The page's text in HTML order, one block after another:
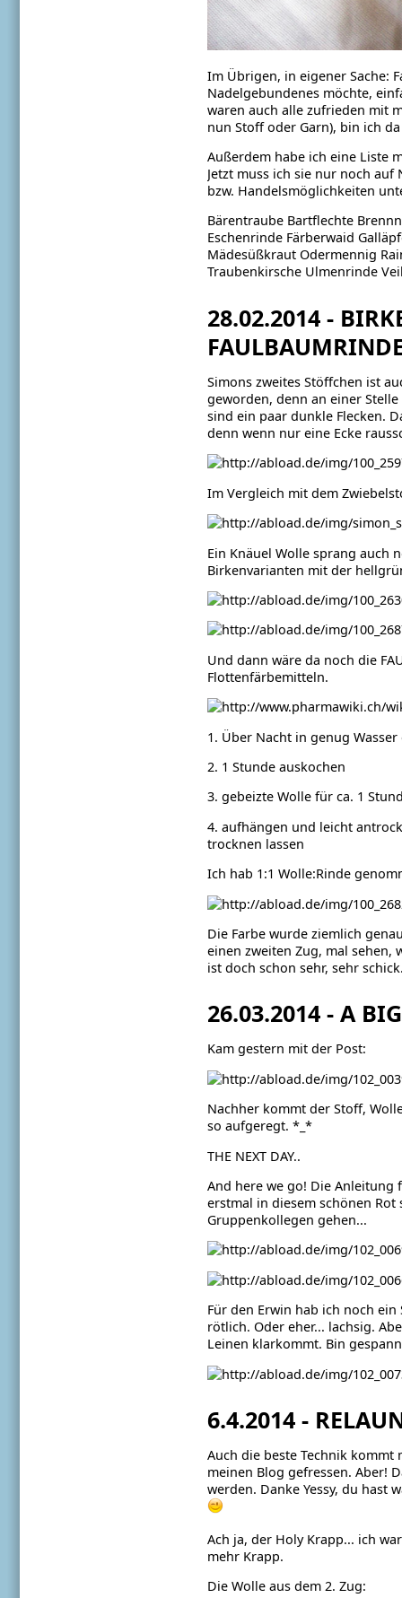
Im Übrigen, in eigener Sache:
Nadelgebundenes möchte,
waren auch alle zufrieden mit
nun Stoff oder Garn), bin ich
Außerdem habe ich eine Liste
Jetzt muss ich sie nur noch
bzw. Handelsmöglichkeiten
Bärentraube Bartflechte
Eschenrinde Färberwaid
Mädesüßkraut Odermennig
Traubenkirsche Ulmenrinde
28.02.2014 -
Simons zweites Stöffchen ist
geworden, denn an einer
sind ein paar dunkle Flecken.
denn wenn nur eine Ecke
Im Vergleich mit dem
Ein Knäuel Wolle sprang auch
Birkenvarianten mit der
Und dann wäre da noch die
Flottenfärbemitteln.
1. Über Nacht in genug
2. 1 Stunde auskochen
3. gebeizte Wolle für ca. 1
4. aufhängen und leicht
trocknen lassen
Ich hab 1:1 Wolle:Rinde
Die Farbe wurde ziemlich
einen zweiten Zug, mal sehen,
ist doch schon sehr, sehr
26.03.2014 - A
Kam gestern mit der Post:
Nachher kommt der Stoff,
so aufgeregt. *_*
THE NEXT DAY..
And here we go! Die
erstmal in diesem schönen Rot
Gruppenkollegen gehen...
Für den Erwin hab ich noch
rötlich. Oder eher... lachsig.
Leinen klarkommt. Bin
6.4.2014 -
Auch die beste Technik
meinen Blog gefressen. Aber!
werden. Danke Yessy, du hast
Ach ja, der Holy Krapp... ich
mehr Krapp.
Die Wolle aus dem 2. Zug: